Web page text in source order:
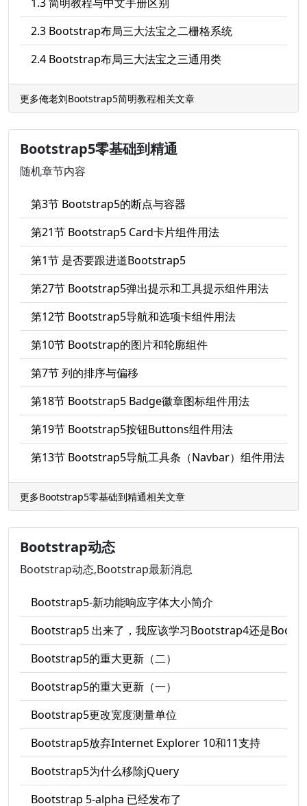
2.3 Bootstrap布局三大法宝之二栅格系统
2.4 Bootstrap布局三大法宝之三通用类
更多俺老刘Bootstrap5简明教程相关文章
Bootstrap5零基础到精通
随机章节内容
第3节 Bootstrap5的断点与容器
第21节 Bootstrap5 Card卡片组件用法
第1节 是否要跟进道Bootstrap5
第27节 Bootstrap5弹出提示和工具提示组件用法
第12节 Bootstrap5导航和选项卡组件用法
第10节 Bootstrap的图片和轮廓组件
第7节 列的排序与偏移
第18节 Bootstrap5 Badge徽章图标组件用法
第19节 Bootstrap5按钮Buttons组件用法
第13节 Bootstrap5导航工具条（Navbar）组件用法
更多Bootstrap5零基础到精通相关文章
Bootstrap动态
Bootstrap动态,Bootstrap最新消息
Bootstrap5-新功能响应字体大小简介
Bootstrap5 出来了，我应该学习Bootstrap4还是
Bootstrap5的重大更新（二）
Bootstrap5的重大更新（一）
Bootstrap5更改宽度测量单位
Bootstrap5放弃Internet Explorer 10和11支持
Bootstrap5为什么移除jQuery
Bootstrap 5-alpha 已经发布了